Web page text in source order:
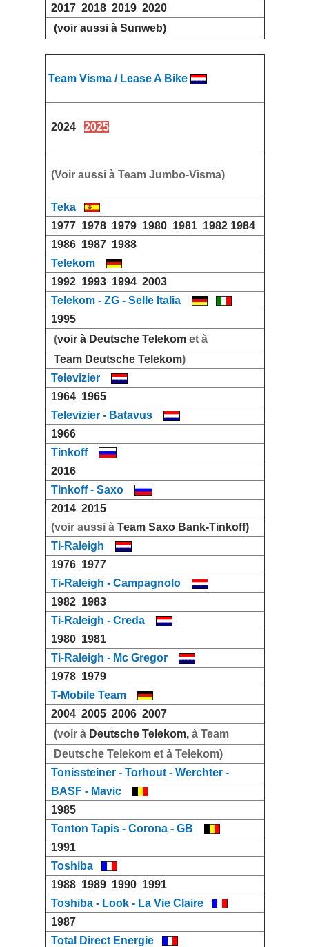
2017 2018 2019 2020
(voir aussi à Sunweb)
Team Visma / Lease A Bike
2024 2025
(Voir aussi à Team Jumbo-Visma)
Teka
1977 1978 1979 1980 1981 1982 1984
1986 1987 1988
Telekom
1992 1993 1994 2003
Telekom - ZG - Selle Italia
1995
(voir à Deutsche Telekom et à
Team Deutsche Telekom)
Televizier
1964 1965
Televizier - Batavus
1966
Tinkoff
2016
Tinkoff - Saxo
2014 2015
(voir aussi à Team Saxo Bank-Tinkoff)
Ti-Raleigh
1976 1977
Ti-Raleigh - Campagnolo
1982 1983
Ti-Raleigh - Creda
1980 1981
Ti-Raleigh - Mc Gregor
1978 1979
T-Mobile Team
2004 2005 2006 2007
(voir à Deutsche Telekom, à Team
Deutsche Telekom et à Telekom)
Tonissteiner - Torhout - Werchter -
BASF - Mavic
1985
Tonton Tapis - Corona - GB
1991
Toshiba
1988 1989 1990 1991
Toshiba - Look - La Vie Claire
1987
Total Direct Energie